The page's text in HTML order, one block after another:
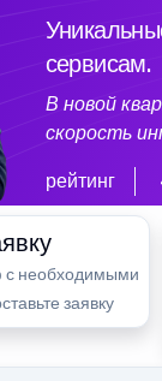
сервисам.
В новой
скорость
рейтинг
с необходимыми
заявку